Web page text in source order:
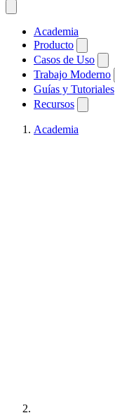
Academia
Producto
Casos de Uso
Trabajo Moderno
Guías y Tutoriales
Recursos
Academia